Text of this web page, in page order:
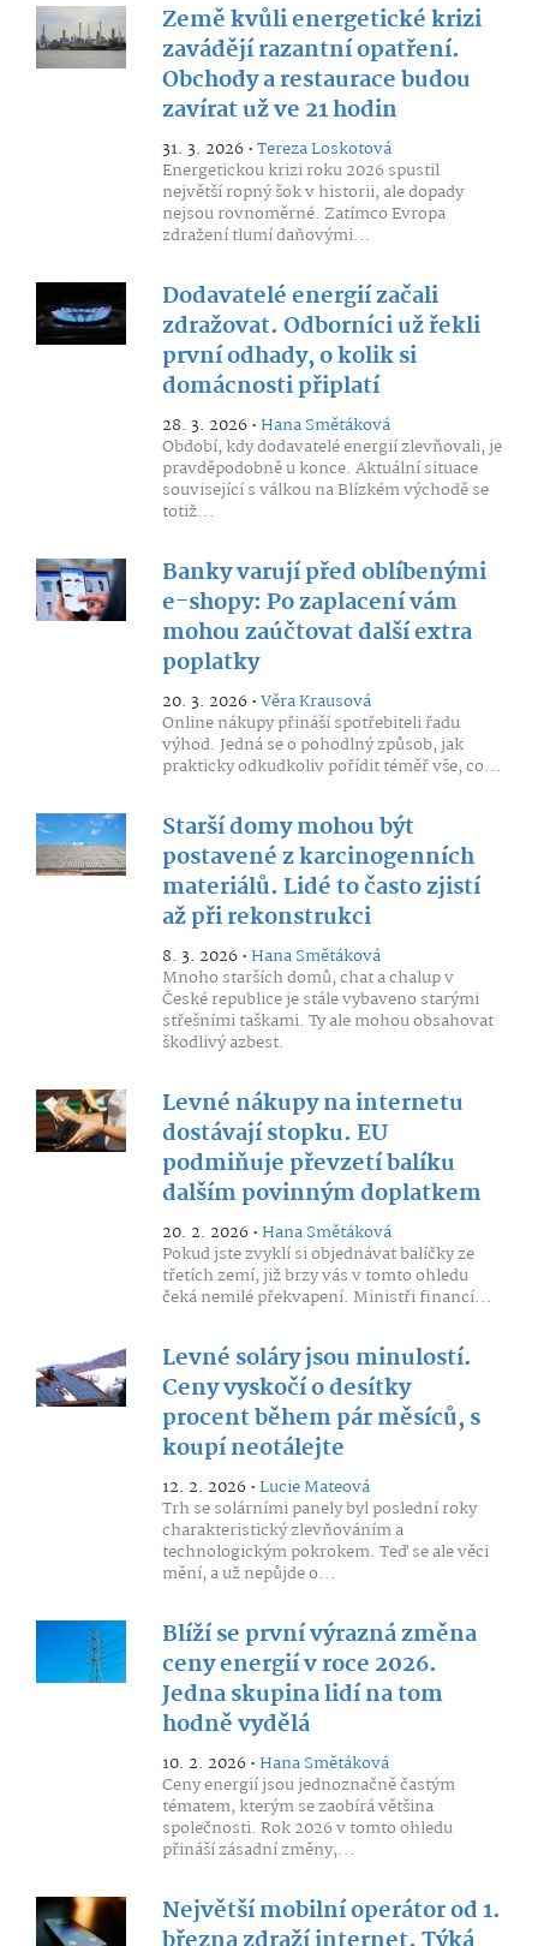
Země kvůli energetické krizi
zavádějí razantní opatření.
Obchody a restaurace budou
zavírat už ve 21 hodin
31. 3. 2026 •Tereza Loskotová
Energetickou krizi roku 2026 spustil
největší ropný šok v historii, ale dopady
nejsou rovnoměrné. Zatímco Evropa
zdražení tlumí daňovými...
Dodavatelé energií začali
zdražovat. Odborníci už řekli
první odhady, o kolik si
domácnosti připlatí
28. 3. 2026 •Hana Smětáková
Období, kdy dodavatelé energií zlevňovali, je
pravděpodobně u konce. Aktuální situace
související s válkou na Blízkém východě se
totiž...
Banky varují před oblíbenými
e-shopy: Po zaplacení vám
mohou zaúčtovat další extra
poplatky
20. 3. 2026 •Věra Krausová
Online nákupy přináší spotřebiteli řadu
výhod. Jedná se o pohodlný způsob, jak
prakticky odkudkoliv pořídit téměř vše, co...
Starší domy mohou být
postavené z karcinogenních
materiálů. Lidé to často zjistí
až při rekonstrukci
8. 3. 2026 •Hana Smětáková
Mnoho starších domů, chat a chalup v
České republice je stále vybaveno starými
střešními taškami. Ty ale mohou obsahovat
škodlivý azbest.
Levné nákupy na internetu
dostávají stopku. EU
podmiňuje převzetí balíku
dalším povinným doplatkem
20. 2. 2026 •Hana Smětáková
Pokud jste zvyklí si objednávat balíčky ze
třetích zemí, již brzy vás v tomto ohledu
čeká nemilé překvapení. Ministři financí...
Levné soláry jsou minulostí.
Ceny vyskočí o desítky
procent během pár měsíců, s
koupí neotálejte
12. 2. 2026 •Lucie Mateová
Trh se solárními panely byl poslední roky
charakteristický zlevňováním a
technologickým pokrokem. Teď se ale věci
mění, a už nepůjde o...
Blíží se první výrazná změna
ceny energií v roce 2026.
Jedna skupina lidí na tom
hodně vydělá
10. 2. 2026 •Hana Smětáková
Ceny energií jsou jednoznačně častým
tématem, kterým se zaobírá většina
společnosti. Rok 2026 v tomto ohledu
přináší zásadní změny,...
Největší mobilní operátor od 1.